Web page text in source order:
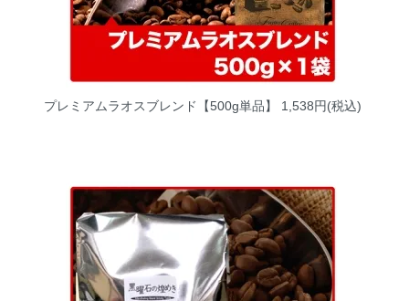
プレミアムラオスブレンド【500g単品】 1,538円(税込)